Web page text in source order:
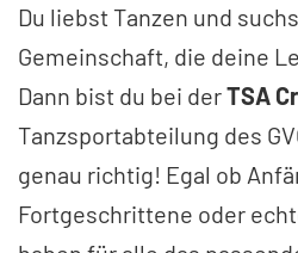
Du liebst Tanzen und
Gemeinschaft, die deine
Dann bist du bei derTSA
Tanzsportabteilung des
genau richtig! Egal ob
Fortgeschrittene oder